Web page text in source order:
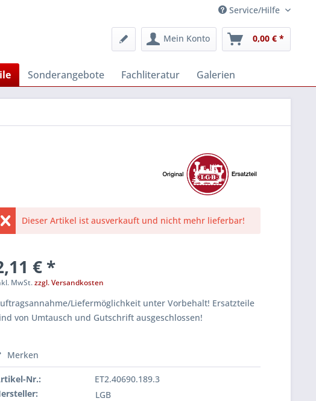
Service/Hilfe
Mein Konto
0,00 € *
Sonderangebote Fachliteratur Galerien
Dieser Artikel ist ausverkauft und nicht mehr lieferbar!
€ *
MwSt.zzgl. Versandkosten
Liefermöglichkeit unter Vorbehalt! Ersatzteile
von Umtausch und Gutschrift ausgeschlossen!
Merken
Nr.:
ET2.40690.189.3
LGB